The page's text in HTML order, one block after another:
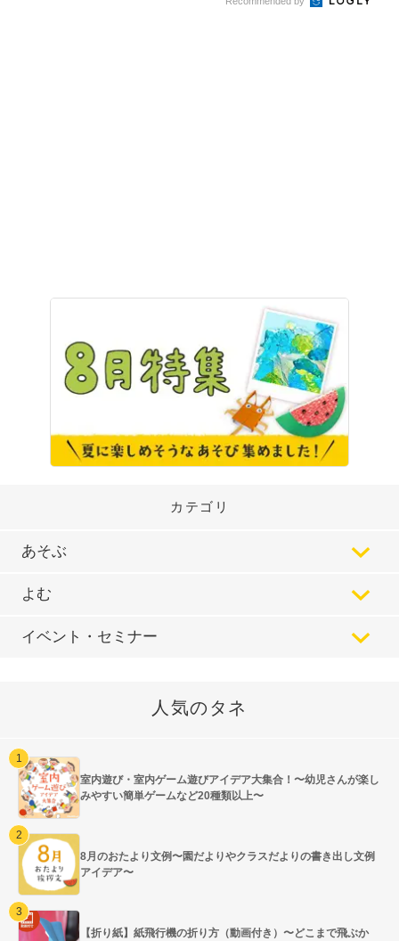
カテゴリ
あそぶ
よむ
イベント・セミナー
人気のタネ
室内遊び・室内ゲーム遊びアイデア大集合！〜幼児さんが楽し
みやすい簡単ゲームなど20種類以上〜
8月のおたより文例〜園だよりやクラスだよりの書き出し文例
アイデア〜
【折り紙】紙飛行機の折り方（動画付き）〜どこまで飛ぶか